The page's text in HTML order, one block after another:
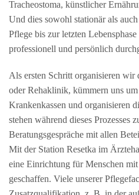
Tracheostoma, künstlicher
Und dies sowohl stationär als
Pflege bis zur letzten
professionell und persönlich
Als ersten Schritt organisieren wir
oder Rehaklinik, kümmern uns
Krankenkassen und organisieren
stehen während dieses Prozesses
Beratungsgespräche mit allen
Mit der Station Resetka im
eine Einrichtung für Menschen
geschaffen. Viele unserer